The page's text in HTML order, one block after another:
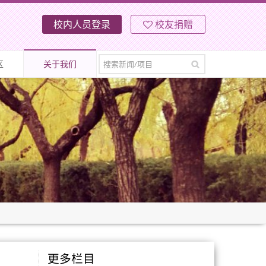
校内人员登录 校友捐赠
关于我们
更多栏目